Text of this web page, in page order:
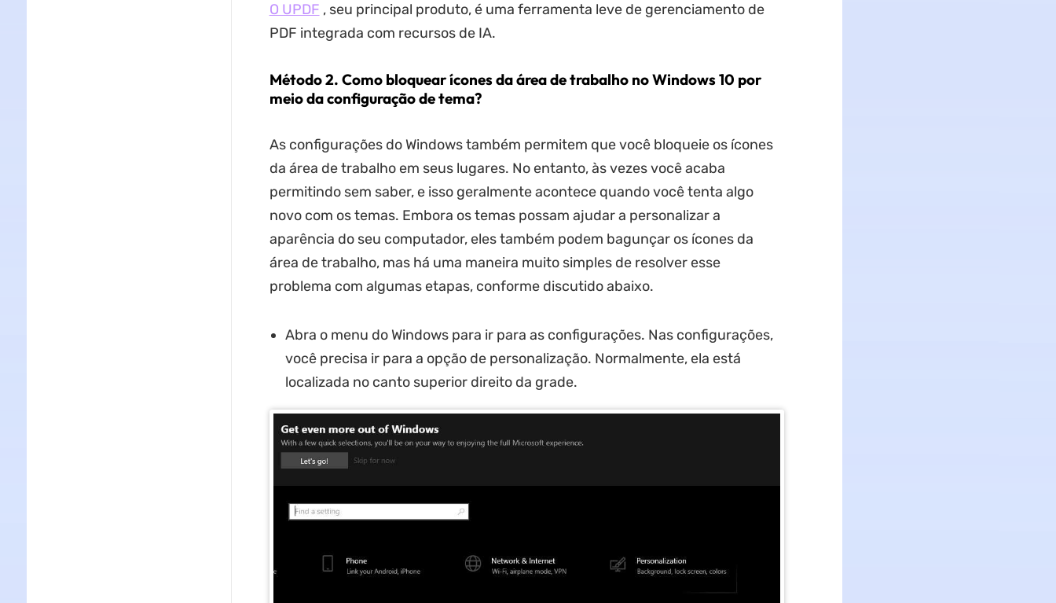
O UPDF , seu principal produto, é uma ferramenta leve de gerenciamento de
PDF integrada com recursos de IA.
Método 2. Como bloquear ícones da área de trabalho no Windows 10 por
meio da configuração de tema?
As configurações do Windows também permitem que você bloqueie os ícones
da área de trabalho em seus lugares. No entanto, às vezes você acaba
permitindo sem saber, e isso geralmente acontece quando você tenta algo
novo com os temas. Embora os temas possam ajudar a personalizar a
aparência do seu computador, eles também podem bagunçar os ícones da
área de trabalho, mas há uma maneira muito simples de resolver esse
problema com algumas etapas, conforme discutido abaixo.
Abra o menu do Windows para ir para as configurações. Nas configurações,
você precisa ir para a opção de personalização. Normalmente, ela está
localizada no canto superior direito da grade.